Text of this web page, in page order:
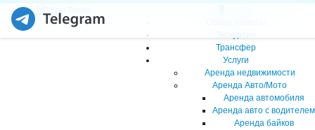
content
Трансфер
Услуги
Аренда недвижимости
Аренда Авто/Мото
Аренда автомобиля
Аренда авто с водителем
Аренда байков